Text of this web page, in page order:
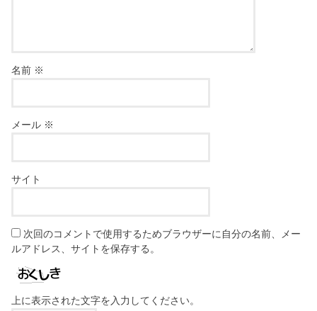
名前 ※
メール ※
サイト
次回のコメントで使用するためブラウザーに自分の名前、メー
ルアドレス、サイトを保存する。
上に表示された文字を入力してください。